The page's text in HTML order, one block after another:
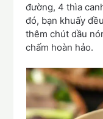
đường, 4 thìa
đó, bạn khuấy
thêm chút dầu
chấm hoàn hảo.